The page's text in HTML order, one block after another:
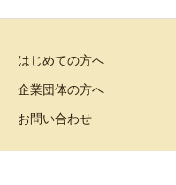
はじめての方へ
企業団体の方へ
お問い合わせ